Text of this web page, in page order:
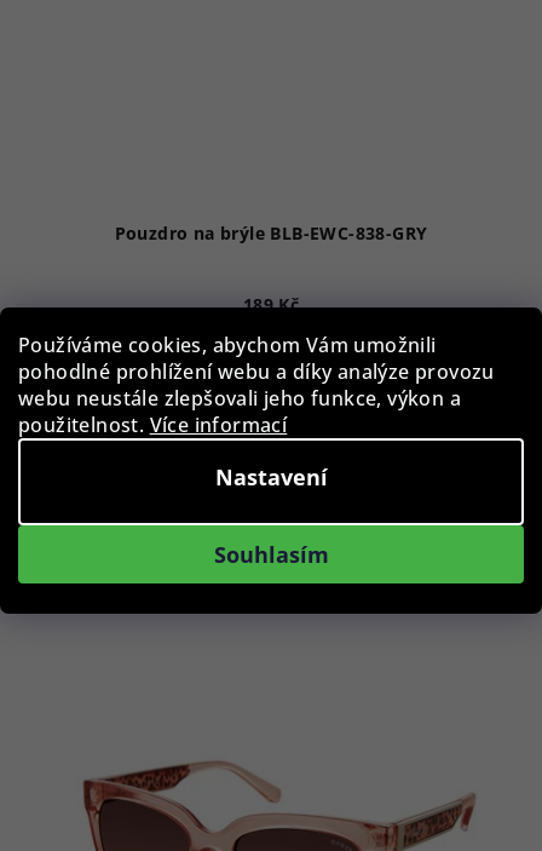
Používáme cookies, abychom Vám umožnili
pohodlné prohlížení webu a díky analýze provozu
webu neustále zlepšovali jeho funkce, výkon a
použitelnost. Více informací
Nastavení
Souhlasím
Pouzdro na brýle BLB-EWC-838-GRY
189 Kč
Skladem
Do košíku
Podobné produkty